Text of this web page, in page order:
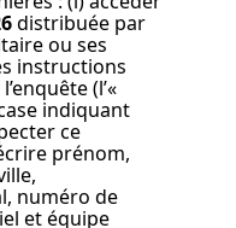
distribuée par
ou ses
instructions
(l’«
indiquant
ce
prénom,
numéro de
et équipe